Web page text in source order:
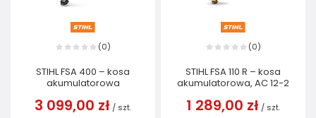
(0)
STIHL FSA 400 – kosa
akumulatorowa
3 099,00 zł / szt.
(0)
STIHL FSA 110 R – kosa
akumulatorowa, AC 12-2
1 289,00 zł / szt.